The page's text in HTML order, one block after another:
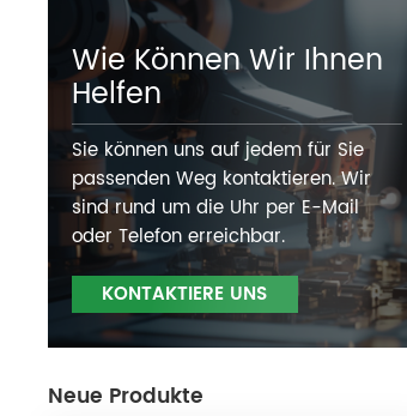
Wie Können Wir Ihnen
Helfen
Sie können uns auf jedem für Sie
passenden Weg kontaktieren. Wir
sind rund um die Uhr per E-Mail
oder Telefon erreichbar.
KONTAKTIERE UNS
Neue Produkte